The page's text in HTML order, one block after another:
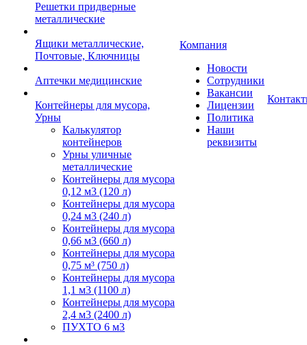
Решетки придверные
металлические
Ящики металлические,
Почтовые, Ключницы
Аптечки медицинские
Контейнеры для мусора,
Урны
Калькулятор
контейнеров
Урны уличные
металлические
Контейнеры для мусора
0,12 м3 (120 л)
Контейнеры для мусора
0,24 м3 (240 л)
Контейнеры для мусора
0,66 м3 (660 л)
Контейнеры для мусора
0,75 м³ (750 л)
Контейнеры для мусора
1,1 м3 (1100 л)
Контейнеры для мусора
2,4 м3 (2400 л)
ПУХТО 6 м3
Компания
Новости
Сотрудники
Вакансии
Лицензии
Политика
Наши
реквизиты